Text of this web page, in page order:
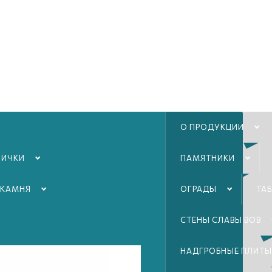
О ПРОДУКЦИИ
ПАМЯТНИКИ
ОГРАДЫ
СТЕНЫ СЛАВЫ ВОВ
НАДГРОБНЫЕ ПЛИТЫ